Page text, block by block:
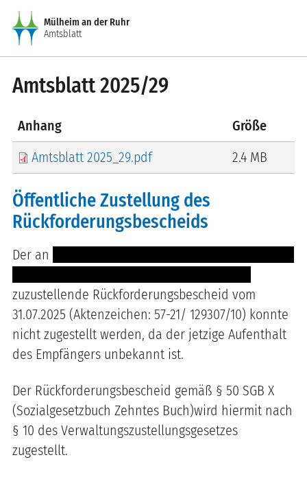
Direkt zum Inhalt
Mülheim an der Ruhr
Amtsblatt
Amtsblatt 2025/29
Anhang
Größe
Amtsblatt 2025_29.pdf
2.4 MB
Öffentliche Zustellung des
Rückforderungsbescheids
Der an
zuzustellende Rückforderungsbescheid vom
31.07.2025 (Aktenzeichen: 57-21/ 129307/10) konnte
nicht zugestellt werden, da der jetzige Aufenthalt
des Empfängers unbekannt ist.
Der Rückforderungsbescheid gemäß § 50 SGB X
(Sozialgesetzbuch Zehntes Buch)wird hiermit nach
§ 10 des Verwaltungszustellungsgesetzes
zugestellt.